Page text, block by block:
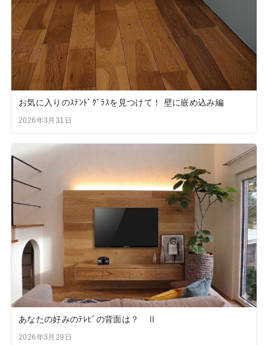
お気に入りのｽﾃﾝﾄﾞｸﾞﾗｽを見つけて！ 壁に嵌め込み編
2026年3月31日
あなたの好みのﾃﾚﾋﾞの背面は？ Ⅱ
2026年3月29日